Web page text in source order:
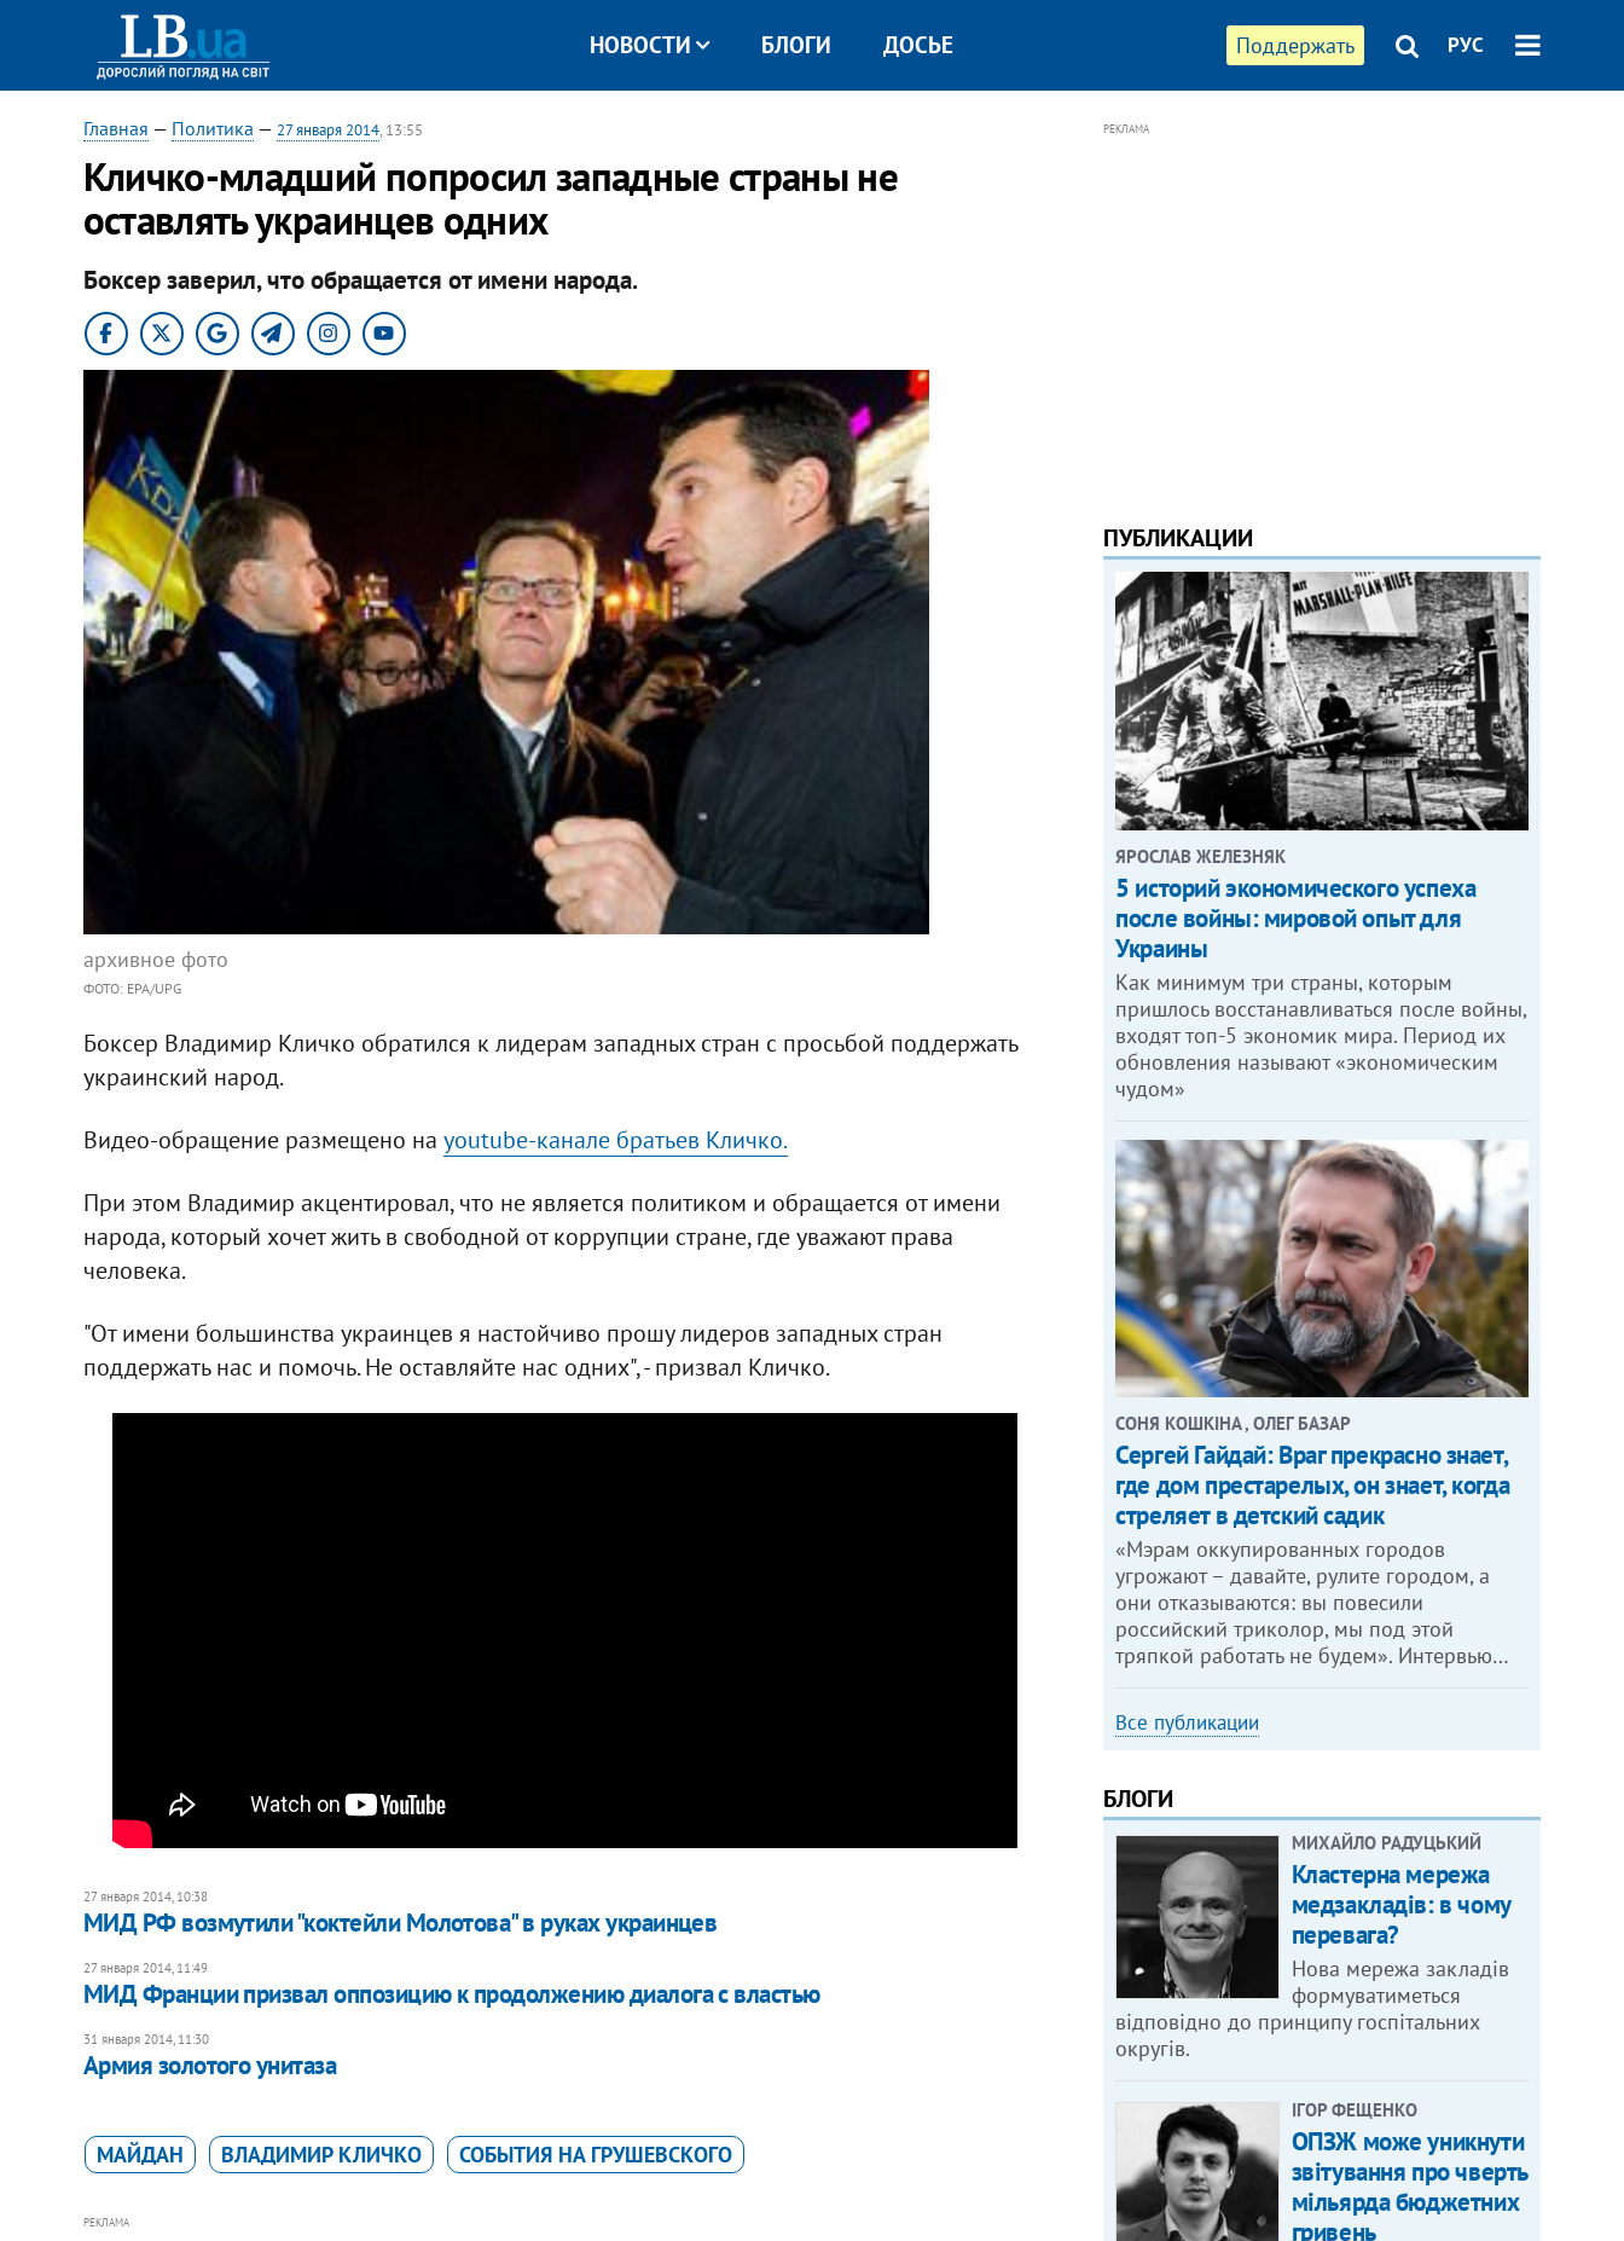
Поддержать РУС
НОВОСТИ БЛОГИ ДОСЬЕ
Главная — Политика — 27 января 2014, 13:55
Кличко-младший попросил западные страны не
оставлять украинцев одних
Боксер заверил, что обращается от имени народа.
архивное фото
ФОТО: EPA/UPG
Боксер Владимир Кличко обратился к лидерам западных стран с просьбой поддержать
украинский народ.
Видео-обращение размещено на youtube-канале братьев Кличко.
При этом Владимир акцентировал, что не является политиком и обращается от имени
народа, который хочет жить в свободной от коррупции стране, где уважают права
человека.
"От имени большинства украинцев я настойчиво прошу лидеров западных стран
поддержать нас и помочь. Не оставляйте нас одних", - призвал Кличко.
27 января 2014, 10:38
МИД РФ возмутили "коктейли Молотова" в руках украинцев
27 января 2014, 11:49
МИД Франции призвал оппозицию к продолжению диалога с властью
31 января 2014, 11:30
​Армия золотого унитаза
МАЙДАН ВЛАДИМИР КЛИЧКО СОБЫТИЯ НА ГРУШЕВСКОГО
РЕКЛАМА
РЕКЛАМА
ПУБЛИКАЦИИ
ЯРОСЛАВ ЖЕЛЕЗНЯК
5 историй экономического успеха
после войны: мировой опыт для
Украины
Как минимум три страны, которым
пришлось восстанавливаться после войны,
входят топ-5 экономик мира. Период их
обновления называют «экономическим
чудом»
СОНЯ КОШКІНА , ОЛЕГ БАЗАР
Сергей Гайдай: Враг прекрасно знает,
где дом престарелых, он знает, когда
стреляет в детский садик
«Мэрам оккупированных городов
угрожают – давайте, рулите городом, а
они отказываются: вы повесили
российский триколор, мы под этой
тряпкой работать не будем». Интервью…
Все публикации
БЛОГИ
МИХАЙЛО РАДУЦЬКИЙ
Кластерна мережа
медзакладів: в чому
перевага?
Нова мережа закладів
формуватиметься
відповідно до принципу госпітальних
округів.
ІГОР ФЕЩЕНКО
ОПЗЖ може уникнути
звітування про чверть
мільярда бюджетних
гривень